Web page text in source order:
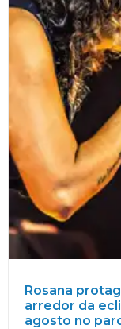
Rosana
arredor da
agosto no